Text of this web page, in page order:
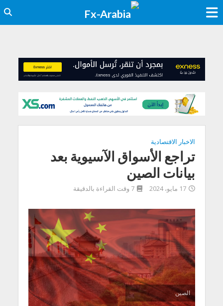
الاخبار الاقتصادية
تراجع الأسواق الآسيوية بعد
بيانات الصين
17 مايو، 2024 7 وقت القراءة بالدقيقة
الصين